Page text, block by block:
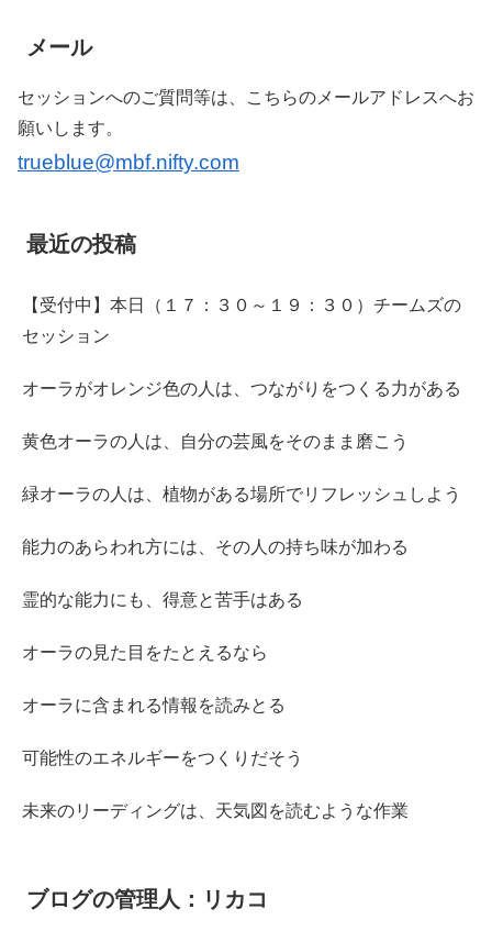
メール
セッションへのご質問等は、こちらのメールアドレスへお
願いします。
trueblue@mbf.nifty.com
最近の投稿
【受付中】本日（１７：３０～１９：３０）チームズの
セッション
オーラがオレンジ色の人は、つながりをつくる力がある
黄色オーラの人は、自分の芸風をそのまま磨こう
緑オーラの人は、植物がある場所でリフレッシュしよう
能力のあらわれ方には、その人の持ち味が加わる
霊的な能力にも、得意と苦手はある
オーラの見た目をたとえるなら
オーラに含まれる情報を読みとる
可能性のエネルギーをつくりだそう
未来のリーディングは、天気図を読むような作業
ブログの管理人：リカコ